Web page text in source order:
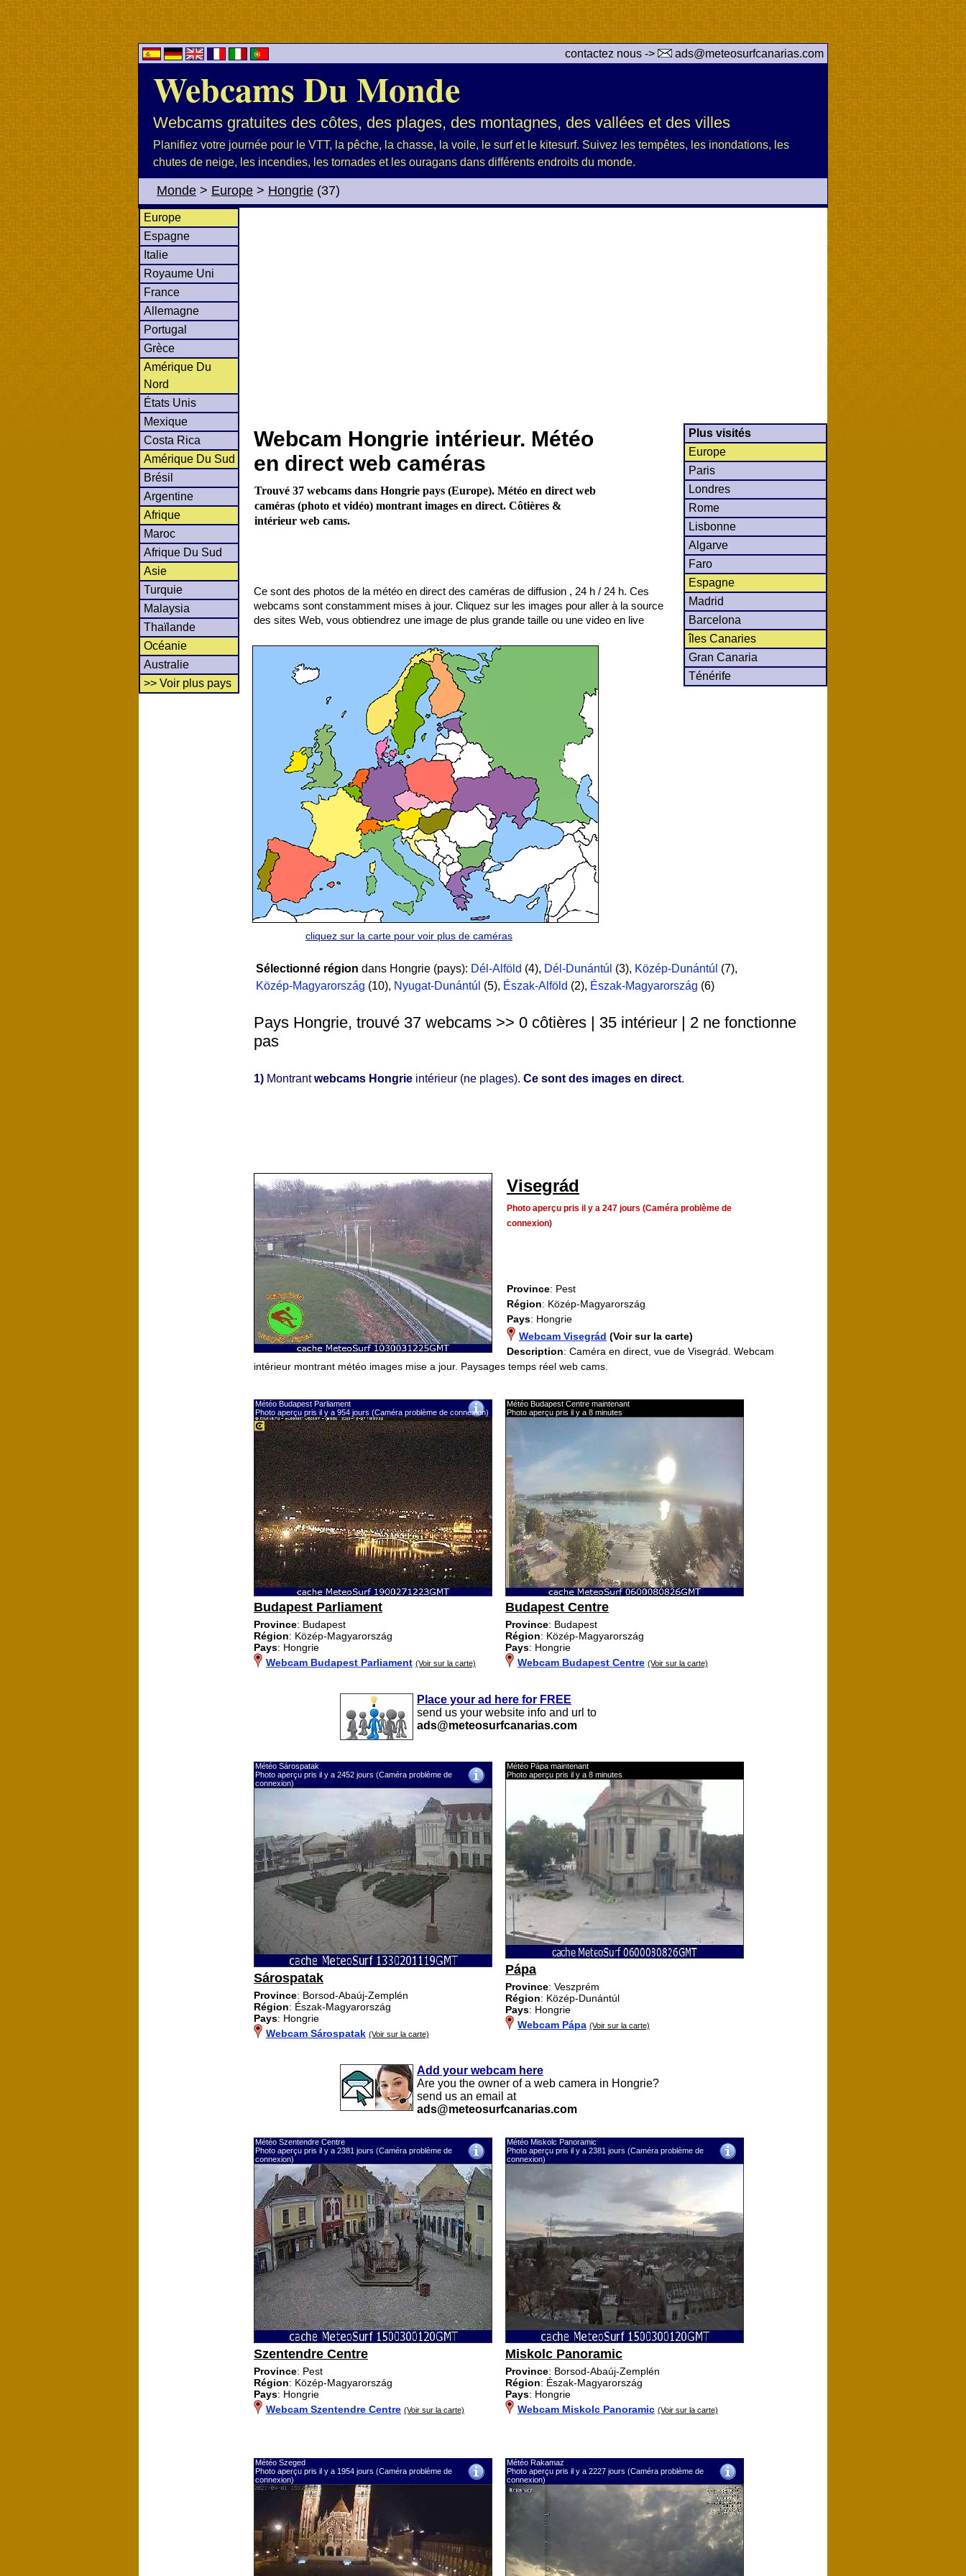
contactez nous -> ads@meteosurfcanarias.com
Webcams Du Monde
Webcams gratuites des côtes, des plages, des montagnes, des vallées et des villes
Planifiez votre journée pour le VTT, la pêche, la chasse, la voile, le surf et le kitesurf. Suivez les tempêtes, les inondations, les
chutes de neige, les incendies, les tornades et les ouragans dans différents endroits du monde.
Monde > Europe > Hongrie (37)
Europe
Espagne
Italie
Royaume Uni
France
Allemagne
Portugal
Grèce
Amérique Du
Nord
États Unis
Mexique
Costa Rica
Amérique Du Sud
Brésil
Argentine
Afrique
Maroc
Afrique Du Sud
Asie
Turquie
Malaysia
Thaïlande
Océanie
Australie
>> Voir plus pays
Webcam Hongrie intérieur. Météo
en direct web caméras
Trouvé 37 webcams dans Hongrie pays (Europe). Météo en direct web
caméras (photo et vidéo) montrant images en direct. Côtières &
intérieur web cams.
Ce sont des photos de la météo en direct des caméras de diffusion , 24 h / 24 h. Ces
webcams sont constamment mises à jour. Cliquez sur les images pour aller à la source
des sites Web, vous obtiendrez une image de plus grande taille ou une video en live
cliquez sur la carte pour voir plus de caméras
Plus visités
Europe
Paris
Londres
Rome
Lisbonne
Algarve
Faro
Espagne
Madrid
Barcelona
îles Canaries
Gran Canaria
Ténérife
Sélectionné région dans Hongrie (pays): Dél-Alföld (4), Dél-Dunántúl (3), Közép-Dunántúl (7),
Közép-Magyarország (10), Nyugat-Dunántúl (5), Észak-Alföld (2), Észak-Magyarország (6)
Pays Hongrie, trouvé 37 webcams >> 0 côtières | 35 intérieur | 2 ne fonctionne
pas
1) Montrantwebcams Hongrie intérieur (ne plages). Ce sont des images en direct.
Visegrád
Photo aperçu pris il y a 247 jours (Caméra problème de
connexion)
Province: Pest
Région: Közép-Magyarország
Pays: Hongrie
Webcam Visegrád (Voir sur la carte)
Description: Caméra en direct, vue de Visegrád. Webcam
intérieur montrant météo images mise a jour. Paysages temps réel web cams.
Météo Budapest Parliament
Photo aperçu pris il y a 954 jours (Caméra problème de connexion)
Budapest Parliament
Province: Budapest
Région: Közép-Magyarország
Pays: Hongrie
Webcam Budapest Parliament (Voir sur la carte)
Météo Budapest Centre maintenant
Photo aperçu pris il y a 8 minutes
Budapest Centre
Province: Budapest
Région: Közép-Magyarország
Pays: Hongrie
Webcam Budapest Centre (Voir sur la carte)
Place your ad here for FREE
send us your website info and url to
ads@meteosurfcanarias.com
Météo Sárospatak
Photo aperçu pris il y a 2452 jours (Caméra problème de
connexion)
Sárospatak
Province: Borsod-Abaúj-Zemplén
Région: Észak-Magyarország
Pays: Hongrie
Webcam Sárospatak (Voir sur la carte)
Météo Pápa maintenant
Photo aperçu pris il y a 8 minutes
Pápa
Province: Veszprém
Région: Közép-Dunántúl
Pays: Hongrie
Webcam Pápa (Voir sur la carte)
Add your webcam here
Are you the owner of a web camera in Hongrie?
send us an email at
ads@meteosurfcanarias.com
Météo Szentendre Centre
Photo aperçu pris il y a 2381 jours (Caméra problème de
connexion)
Szentendre Centre
Province: Pest
Région: Közép-Magyarország
Pays: Hongrie
Webcam Szentendre Centre (Voir sur la carte)
Météo Miskolc Panoramic
Photo aperçu pris il y a 2381 jours (Caméra problème de
connexion)
Miskolc Panoramic
Province: Borsod-Abaúj-Zemplén
Région: Észak-Magyarország
Pays: Hongrie
Webcam Miskolc Panoramic (Voir sur la carte)
Météo Szeged
Photo aperçu pris il y a 1954 jours (Caméra problème de
connexion)
Météo Rakamaz
Photo aperçu pris il y a 2227 jours (Caméra problème de
connexion)